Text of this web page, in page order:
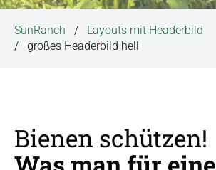
SunRanch
Layouts mit Headerbild
großes Headerbild hell
Bienen schützen!